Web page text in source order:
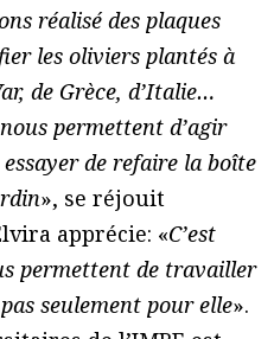
réalisé des plaques
les oliviers plantés à
de Grèce, d’Italie…
permettent d’agir
essayer de refaire la boîte
», se réjouit
apprécie: «C’est
permettent de travailler
seulement pour elle».